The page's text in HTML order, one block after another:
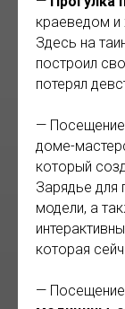
краеведом и
Здесь на
построил
потерял
— Посещение
доме-
который
Зарядье для
модели, а
которая
— Посещение